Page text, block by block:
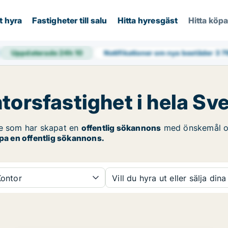
hyra Fastigheter till salu Hitta hyresgäst Hitta
Uppdaterade 24h10 Notifikationer om nya bostäder3
i hela
som har skapat en offentlig sökannons med önskemål
en offentlig sökannons.
Vill du hyra ut eller sälja